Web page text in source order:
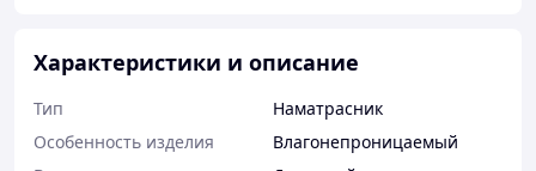
Характеристики и описание
Тип
Наматрасник
Особенность изделия
Влагонепроницаемый